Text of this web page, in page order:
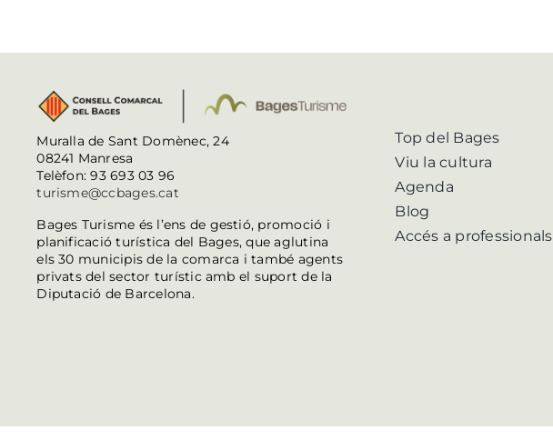
Muralla de Sant Domènec, 24
08241 Manresa
Telèfon: 93 693 03 96
turisme@ccbages.cat
Bages Turisme és l’ens de gestió, promoció i
planificació turística del Bages, que aglutina
els 30 municipis de la comarca i també agents
privats del sector turístic amb el suport de la
Diputació de Barcelona.
Top del Bages
Viu la cultura
Agenda
Blog
Accés a professionals